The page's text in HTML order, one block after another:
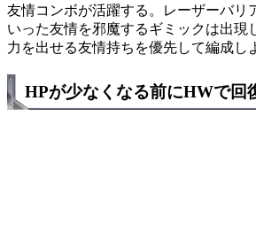
友情コンボが活躍する。レーザーバリ
いった友情を邪魔するギミックは出現
力を出せる友情持ちを優先して編成し
HPが少なくなる前にHWで回